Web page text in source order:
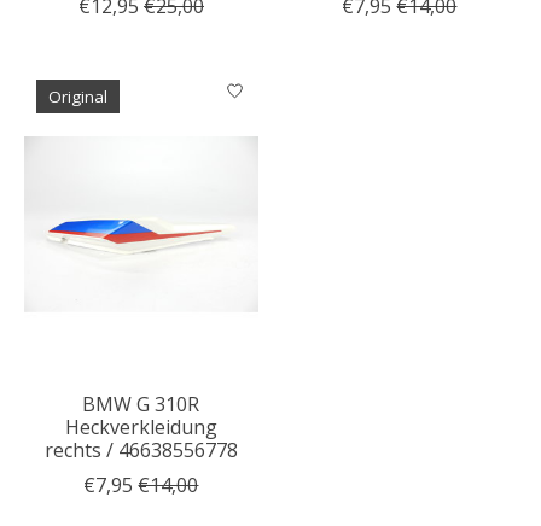
€12,95 €25,00
€7,95 €14,00
Original
BMW G 310R
Heckverkleidung
rechts / 46638556778
€7,95 €14,00